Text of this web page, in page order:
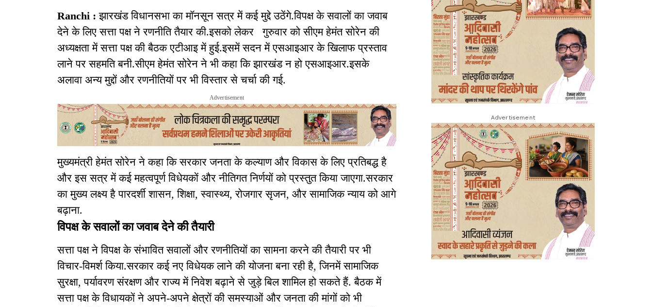
Ranchi :झारखंड विधानसभा का मॉनसून सत्र में कई मुद्दे उठेंगे.विपक्ष के सवालों का जवाब
देने के लिए सत्ता पक्ष ने रणनीति तैयार की.इसको लेकर गुरुवार को सीएम हेमंत सोरेन की
अध्यक्षता में सत्ता पक्ष की बैठक एटीआइ में हुई.इसमें सदन में एसआइआर के खिलाफ प्रस्ताव
लाने पर सहमति बनी.सीएम हेमंत सोरेन ने भी कहा कि झारखंड न हो एसआइआर.इसके
अलावा अन्य मुद्दों और रणनीतियों पर भी विस्तार से चर्चा की गई.
Advertisement
मुख्यमंत्री हेमंत सोरेन ने कहा कि सरकार जनता के कल्याण और विकास के लिए प्रतिबद्ध है
और इस सत्र में कई महत्वपूर्ण विधेयकों और नीतिगत निर्णयों को प्रस्तुत किया जाएगा.सरकार
का मुख्य लक्ष्य है पारदर्शी शासन, शिक्षा, स्वास्थ्य, रोजगार सृजन, और सामाजिक न्याय को आगे
बढ़ाना.
विपक्ष के सवालों का जवाब देने की तैयारी
सत्ता पक्ष ने विपक्ष के संभावित सवालों और रणनीतियों का सामना करने की तैयारी पर भी
विचार-विमर्श किया.सरकार कई नए विधेयक लाने की योजना बना रही है, जिनमें सामाजिक
सुरक्षा, पर्यावरण संरक्षण और राज्य में निवेश बढ़ाने से जुड़े बिल शामिल हो सकते हैं. बैठक में
सत्ता पक्ष के विधायकों ने अपने-अपने क्षेत्रों की समस्याओं और जनता की मांगों को भी
Advertisement